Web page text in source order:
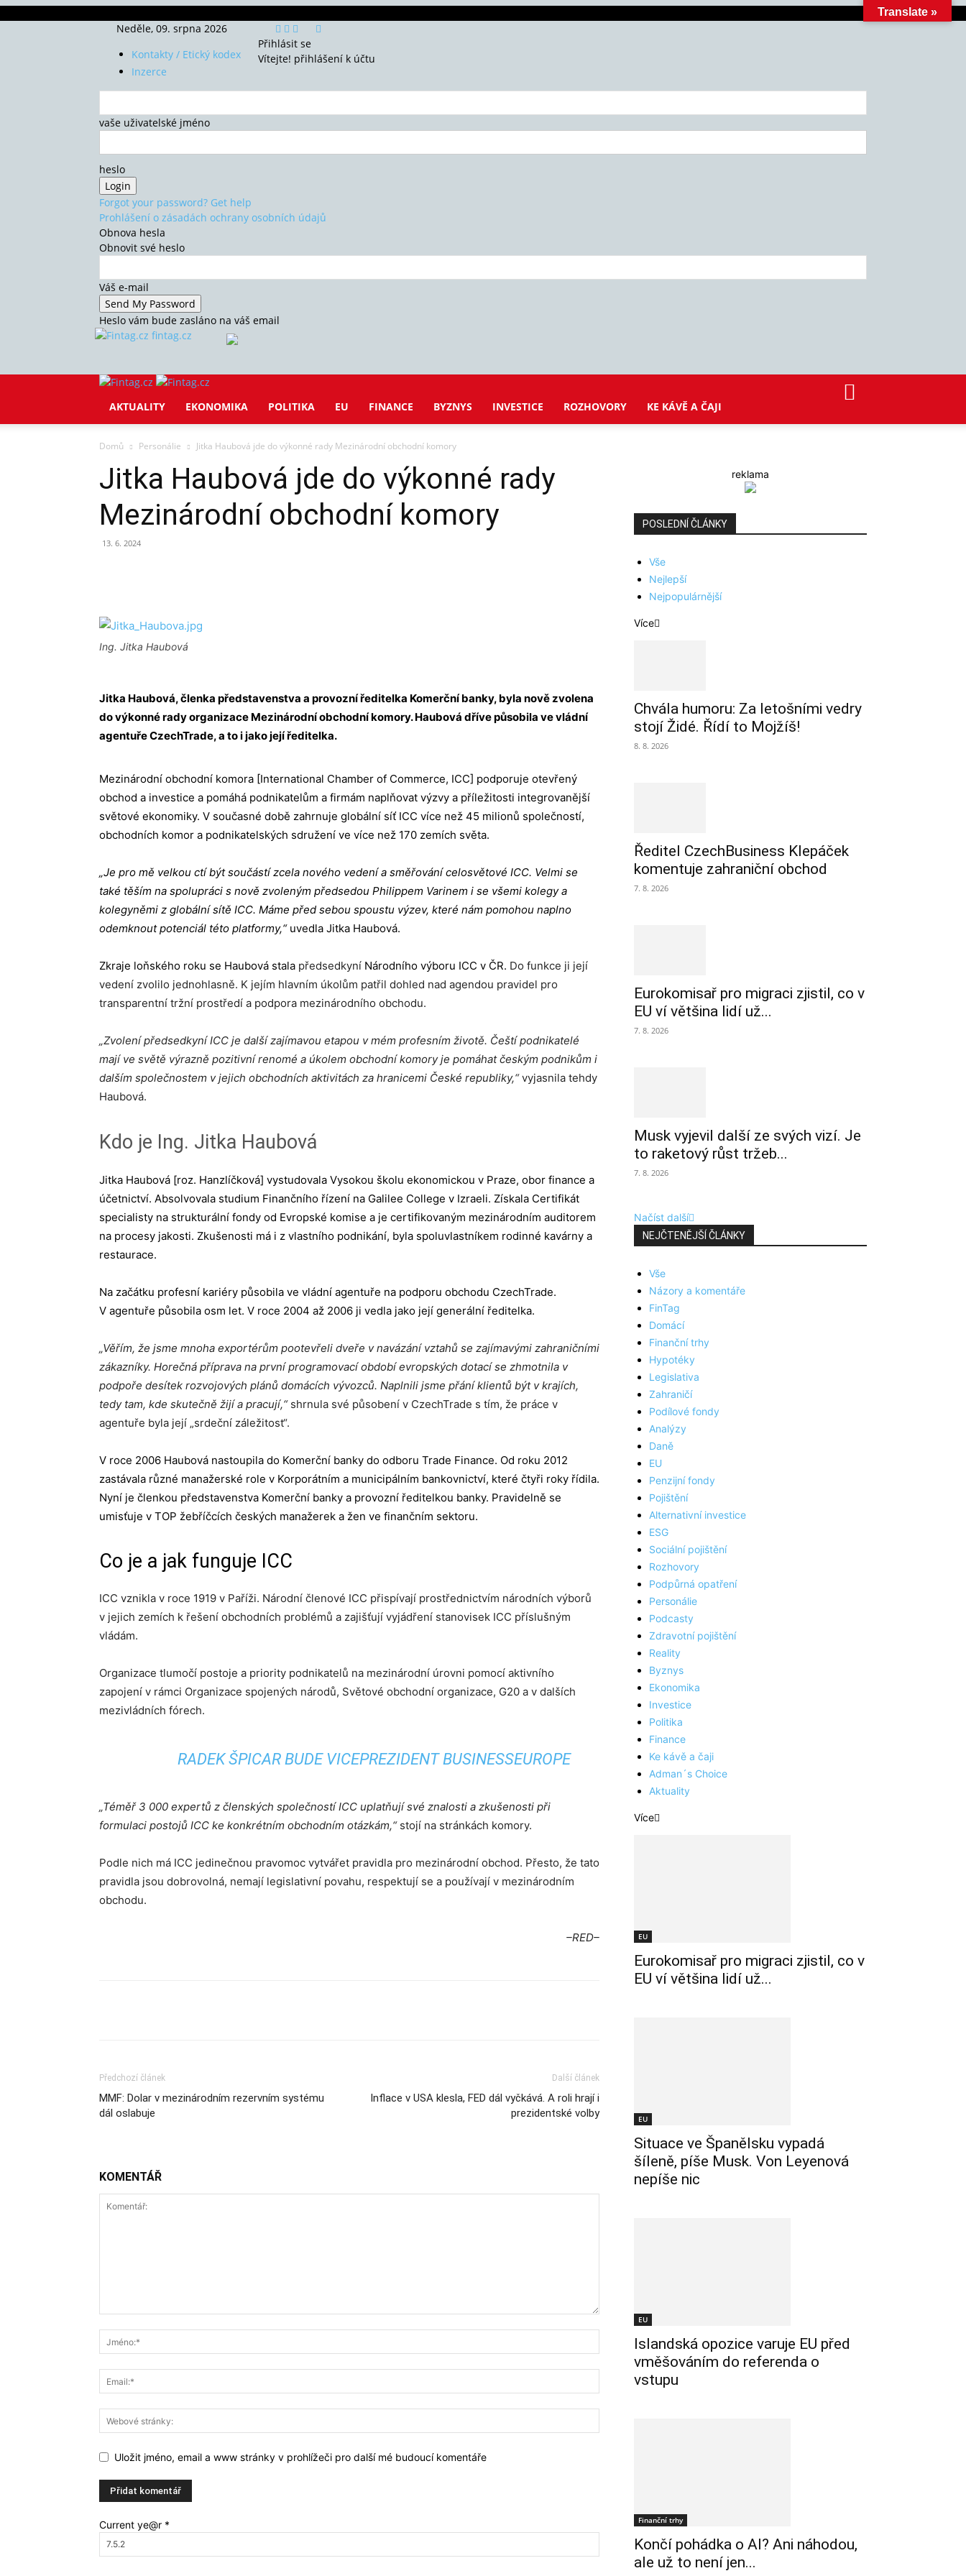
Neděle, 09. srpna 2026
Kontakty / Etický kodex
Inzerce
Přihlásit se
Vítejte! přihlášení k účtu
vaše uživatelské jméno
heslo
Forgot your password? Get help
Prohlášení o zásadách ochrany osobních údajů
Obnova hesla
Obnovit své heslo
Váš e-mail
Heslo vám bude zasláno na váš email
fintag.cz
AKTUALITY EKONOMIKA POLITIKA EU FINANCE BYZNYS INVESTICE ROZHOVORY KE KÁVĚ A ČAJI
Domů Personálie Jitka Haubová jde do výkonné rady Mezinárodní obchodní komory
Jitka Haubová jde do výkonné rady
Mezinárodní obchodní komory
13. 6. 2024
Ing. Jitka Haubová
Jitka Haubová, členka představenstva a provozní ředitelka Komerční banky, byla nově zvolena
do výkonné rady organizace Mezinárodní obchodní komory. Haubová dříve působila ve vládní
agentuře CzechTrade, a to i jako její ředitelka.
Mezinárodní obchodní komora [International Chamber of Commerce, ICC] podporuje otevřený
obchod a investice a pomáhá podnikatelům a firmám naplňovat výzvy a příležitosti integrovanější
světové ekonomiky. V současné době zahrnuje globální síť ICC více než 45 milionů společností,
obchodních komor a podnikatelských sdružení ve více než 170 zemích světa.
„Je pro mě velkou ctí být součástí zcela nového vedení a směřování celosvětové ICC. Velmi se
také těším na spolupráci s nově zvoleným předsedou Philippem Varinem i se všemi kolegy a
kolegyněmi z globální sítě ICC. Máme před sebou spoustu výzev, které nám pomohou naplno
odemknout potenciál této platformy,“ uvedla Jitka Haubová.
Zkraje loňského roku se Haubová stala předsedkyní Národního výboru ICC v ČR. Do funkce ji její
vedení zvolilo jednohlasně. K jejím hlavním úkolům patřil dohled nad agendou pravidel pro
transparentní tržní prostředí a podpora mezinárodního obchodu.
„Zvolení předsedkyní ICC je další zajímavou etapou v mém profesním životě. Čeští podnikatelé
mají ve světě výrazně pozitivní renomé a úkolem obchodní komory je pomáhat českým podnikům i
dalším společnostem v jejich obchodních aktivitách za hranicemi České republiky,“vyjasnila tehdy
Haubová.
Kdo je Ing. Jitka Haubová
Jitka Haubová [roz. Hanzlíčková] vystudovala Vysokou školu ekonomickou v Praze, obor finance a
účetnictví. Absolvovala studium Finančního řízení na Galilee College v Izraeli. Získala Certifikát
specialisty na strukturální fondy od Evropské komise a je certifikovaným mezinárodním auditorem
na procesy jakosti. Zkušenosti má i z vlastního podnikání, byla spoluvlastníkem rodinné kavárny a
restaurace.
Na začátku profesní kariéry působila ve vládní agentuře na podporu obchodu CzechTrade.
V agentuře působila osm let. V roce 2004 až 2006 ji vedla jako její generální ředitelka.
„Věřím, že jsme mnoha exportérům pootevřeli dveře v navázání vztahů se zajímavými zahraničními
zákazníky. Horečná příprava na první programovací období evropských dotací se zhmotnila v
podpoře desítek rozvojových plánů domácích vývozců. Naplnili jsme přání klientů být v krajích,
tedy tam, kde skutečně žijí a pracují,“shrnula své působení v CzechTrade s tím, že práce v
agentuře byla její „srdeční záležitost“.
V roce 2006 Haubová nastoupila do Komerční banky do odboru Trade Finance. Od roku 2012
zastávala různé manažerské role v Korporátním a municipálním bankovnictví, které čtyři roky řídila.
Nyní je členkou představenstva Komerční banky a provozní ředitelkou banky. Pravidelně se
umisťuje v TOP žebříčcích českých manažerek a žen ve finančním sektoru.
Co je a jak funguje ICC
ICC vznikla v roce 1919 v Paříži. Národní členové ICC přispívají prostřednictvím národních výborů
v jejich zemích k řešení obchodních problémů a zajišťují vyjádření stanovisek ICC příslušným
vládám.
Organizace tlumočí postoje a priority podnikatelů na mezinárodní úrovni pomocí aktivního
zapojení v rámci Organizace spojených národů, Světové obchodní organizace, G20 a v dalších
mezivládních fórech.
RADEK ŠPICAR BUDE VICEPREZIDENT BUSINESSEUROPE
„Téměř 3 000 expertů z členských společností ICC uplatňují své znalosti a zkušenosti při
formulaci postojů ICC ke konkrétním obchodním otázkám,“ stojí na stránkách komory.
Podle nich má ICC jedinečnou pravomoc vytvářet pravidla pro mezinárodní obchod. Přesto, že tato
pravidla jsou dobrovolná, nemají legislativní povahu, respektují se a používají v mezinárodním
obchodu.
–RED–
Předchozí článek
MMF: Dolar v mezinárodním rezervním systému
dál oslabuje
Další článek
Inflace v USA klesla, FED dál vyčkává. A roli hrají i
prezidentské volby
KOMENTÁŘ
Uložit jméno, email a www stránky v prohlížeči pro další mé budoucí komentáře
Current ye@r *
reklama
POSLEDNÍ ČLÁNKY
Vše
Nejlepší
Nejpopulárnější
Více
Chvála humoru: Za letošními vedry
stojí Židé. Řídí to Mojžíš!
8. 8. 2026
Ředitel CzechBusiness Klepáček
komentuje zahraniční obchod
7. 8. 2026
Eurokomisař pro migraci zjistil, co v
EU ví většina lidí už...
7. 8. 2026
Musk vyjevil další ze svých vizí. Je
to raketový růst tržeb...
7. 8. 2026
Načíst další
NEJČTENĚJŠÍ ČLÁNKY
Vše
Názory a komentáře
FinTag
Domácí
Finanční trhy
Hypotéky
Legislativa
Zahraničí
Podílové fondy
Analýzy
Daně
EU
Penzijní fondy
Pojištění
Alternativní investice
ESG
Sociální pojištění
Rozhovory
Podpůrná opatření
Personálie
Podcasty
Zdravotní pojištění
Reality
Byznys
Ekonomika
Investice
Politika
Finance
Ke kávě a čaji
Adman´s Choice
Aktuality
Více
EU
Eurokomisař pro migraci zjistil, co v
EU ví většina lidí už...
EU
Situace ve Španělsku vypadá
šíleně, píše Musk. Von Leyenová
nepíše nic
EU
Islandská opozice varuje EU před
vměšováním do referenda o
vstupu
Finanční trhy
Končí pohádka o AI? Ani náhodou,
ale už to není jen...
Translate »